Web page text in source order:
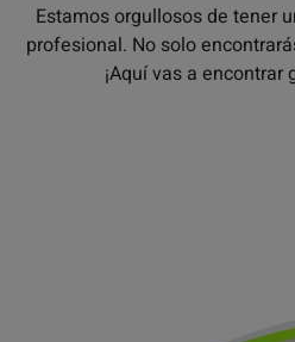
Estamos orgullosos de tener
profesional. No solo
¡Aquí vas a encontrar